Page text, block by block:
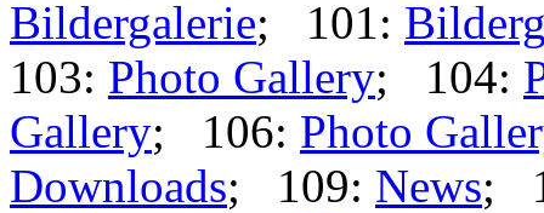
Bildergalerie; 101:
103: Photo Gallery; 104:
Gallery; 106: Photo
Downloads; 109: News;